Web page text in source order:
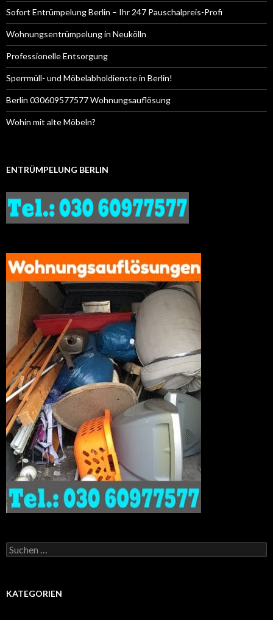
Sofort Entrümpelung Berlin – Ihr 247 Pauschalpreis-Profi
Wohnungsentrümpelung in Neukölln
Professionelle Entsorgung
Sperrmüll- und Möbelabholdienste in Berlin!
Berlin 030609577577 Wohnungsauflösung
Wohin mit alte Möbeln?
ENTRÜMPELUNG BERLIN
Suchen
nach:
KATEGORIEN